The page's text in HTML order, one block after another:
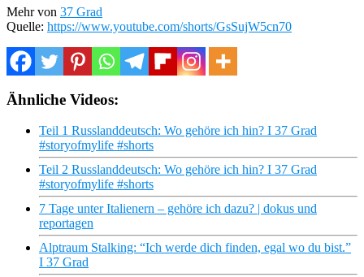
Mehr von 37 Grad
Quelle: https://www.youtube.com/shorts/GsSujW5cn70
Ähnliche Videos:
Teil 1 Russlanddeutsch: Wo gehöre ich hin? I 37 Grad
#storyofmylife #shorts
Teil 2 Russlanddeutsch: Wo gehöre ich hin? I 37 Grad
#storyofmylife #shorts
7 Tage unter Italienern – gehöre ich dazu? | dokus und
reportagen
Alptraum Stalking: “Ich werde dich finden, egal wo du bist.”
I 37 Grad